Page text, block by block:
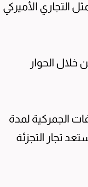
التجاري الأميركي
خلال الحوار
الجمركية لمدة
تجار التجزئة